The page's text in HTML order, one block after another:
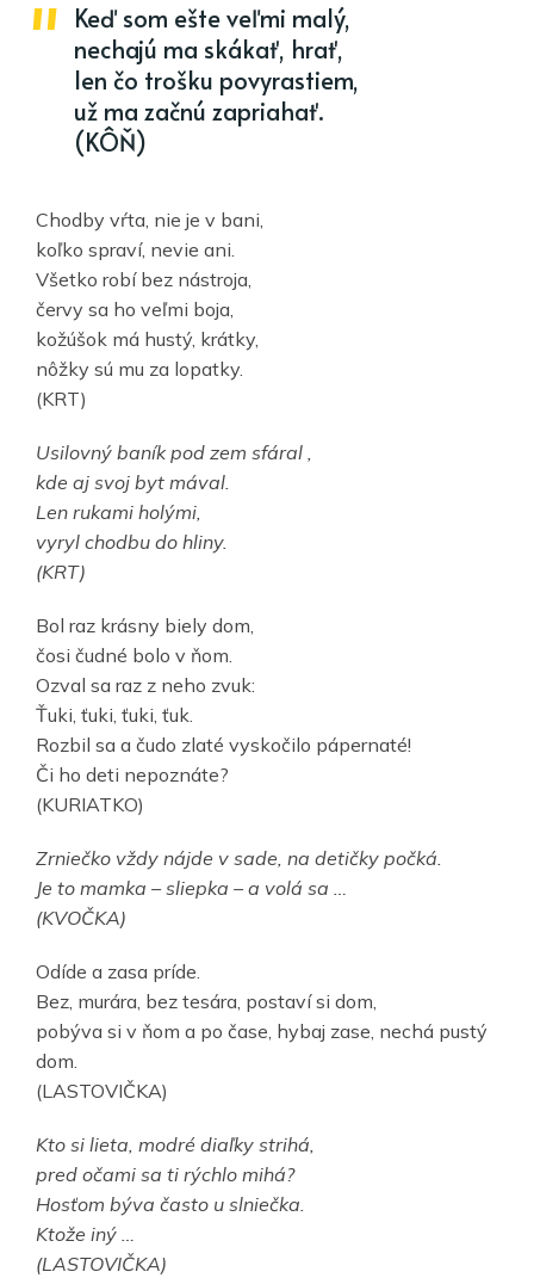
Keď som ešte veľmi malý,
nechajú ma skákať, hrať,
len čo trošku povyrastiem,
už ma začnú zapriahať.
(KÔŇ)
Chodby vŕta, nie je v bani,
koľko spraví, nevie ani.
Všetko robí bez nástroja,
červy sa ho veľmi boja,
kožúšok má hustý, krátky,
nôžky sú mu za lopatky.
(KRT)
Usilovný baník pod zem sfáral ,
kde aj svoj byt mával.
Len rukami holými,
vyryl chodbu do hliny.
(KRT)
Bol raz krásny biely dom,
čosi čudné bolo v ňom.
Ozval sa raz z neho zvuk:
Ťuki, ťuki, ťuki, ťuk.
Rozbil sa a čudo zlaté vyskočilo pápernaté!
Či ho deti nepoznáte?
(KURIATKO)
Zrniečko vždy nájde v sade, na detičky počká.
Je to mamka – sliepka – a volá sa …
(KVOČKA)
Odíde a zasa príde.
Bez, murára, bez tesára, postaví si dom,
pobýva si v ňom a po čase, hybaj zase, nechá pustý
dom.
(LASTOVIČKA)
Kto si lieta, modré diaľky strihá,
pred očami sa ti rýchlo mihá?
Hosťom býva často u slniečka.
Ktože iný …
(LASTOVIČKA)